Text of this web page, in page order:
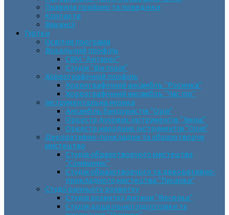
Правила прийому та поведінки
Контакти
Вакансії
Гуртки
Освітня програма
Вокальний профіль
СВМ “Антарес”
Студія “Вікторія”
Хореографічний профіль
Хореографічний ансамбль “Росинка”
Хореографічний ансамбль “Час пік”
Інструментальна музика
Ансамбль бандуристів “Орія”
Оркестр духових інструментів “Зміна”
Оркестр народних інструментів “Орія”
Декоративно-прикладне та образотворче
мистецтво
Cтудія образотворчого мистецтва
“Соняшник”
Студія образотворчого та декоративно-
прикладного мистецтва “Писанка”
Студії раннього розвитку
Студія розвитку дитини “Веселка”
Студія дошкільної підготовки та